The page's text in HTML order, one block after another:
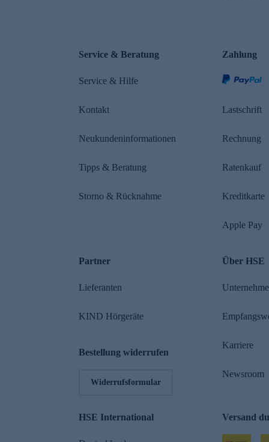
Service & Beratung
Service & Hilfe
Kontakt
Neukundeninformationen
Tipps & Beratung
Storno & Rücknahme
Zahlung
Lastschrift
Rechnung
Ratenkauf
Kreditkarte
Apple Pay
Partner
Lieferanten
KIND Hörgeräte
Bestellung widerrufen
Widerrufsformular
Über HSE
Karriere
Newsroom
HSE International Versand